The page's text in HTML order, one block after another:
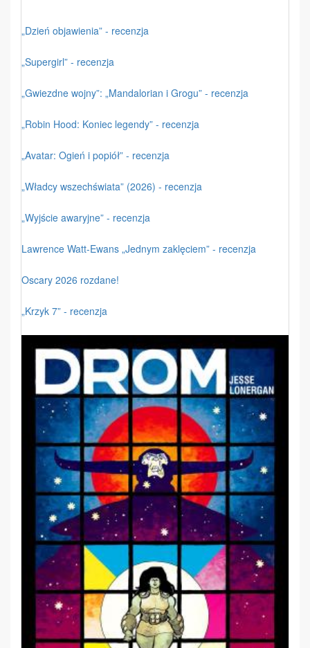
„Dzień objawienia” - recenzja
„Supergirl” - recenzja
„Gwiezdne wojny”: „Mandalorian i Grogu” - recenzja
„Robin Hood: Koniec legendy” - recenzja
„Avatar: Ogień i popiół” - recenzja
„Władcy wszechświata” (2026) - recenzja
„Wyjście awaryjne” - recenzja
Lawrence Watt-Ewans „Jednym zaklęciem” - recenzja
Oscary 2026 rozdane!
„Krzyk 7” - recenzja